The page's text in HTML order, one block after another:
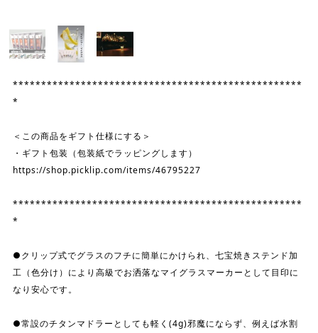
***************************************************
*
＜この商品をギフト仕様にする＞
・ギフト包装（包装紙でラッピングします）
https://shop.picklip.com/items/46795227
***************************************************
*
●クリップ式でグラスのフチに簡単にかけられ、七宝焼きステンド加
工（色分け）により高級でお洒落なマイグラスマーカーとして目印に
なり安心です。
●常設のチタンマドラーとしても軽く(4g)邪魔にならず、例えば水割